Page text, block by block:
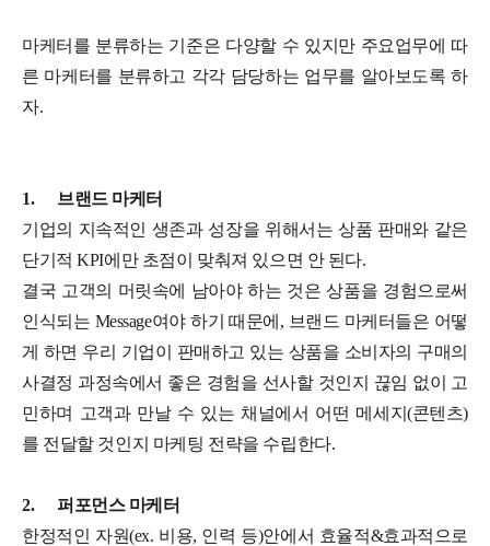
마케터를 분류하는 기준은 다양할 수 있지만 주요업무에 따
른 마케터를 분류하고 각각 담당하는 업무를 알아보도록 하
자.
1.
브랜드 마케터
기업의 지속적인 생존과 성장을 위해서는 상품 판매와 같은
단기적 KPI에만 초점이 맞춰져 있으면 안 된다.
결국 고객의 머릿속에 남아야 하는 것은 상품을 경험으로써
인식되는 Message여야 하기 때문에, 브랜드 마케터들은 어떻
게 하면 우리 기업이 판매하고 있는 상품을 소비자의 구매의
사결정 과정속에서 좋은 경험을 선사할 것인지 끊임 없이 고
민하며 고객과 만날 수 있는 채널에서 어떤 메세지(콘텐츠)
를 전달할 것인지 마케팅 전략을 수립한다.
2.
퍼포먼스 마케터
한정적인 자원(ex. 비용, 인력 등)안에서 효율적&효과적으로